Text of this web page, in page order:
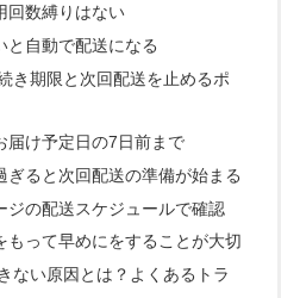
回数縛りはない
と自動で配送になる
き期限と次回配送を止めるポ
届け予定日の7日前まで
ぎると次回配送の準備が始まる
ジの配送スケジュールで確認
もって早めにをすることが大切
ない原因とは？よくあるトラ